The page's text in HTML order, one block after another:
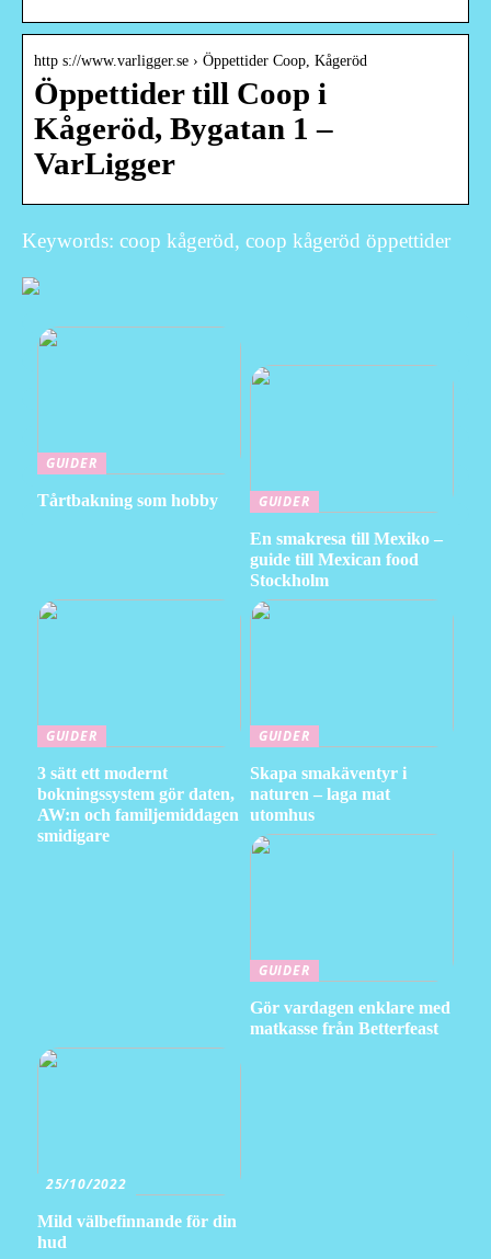
http s://www.varligger.se › Öppettider Coop, Kågeröd
Öppettider till Coop i
Kågeröd, Bygatan 1 –
VarLigger
Keywords: coop kågeröd, coop kågeröd öppettider
GUIDER
Tårtbakning som hobby GUIDER
En smakresa till Mexiko –
guide till Mexican food
Stockholm
GUIDER
3 sätt ett modernt
bokningssystem gör daten,
AW:n och familjemiddagen
smidigare
GUIDER
Skapa smakäventyr i
naturen – laga mat
utomhus
GUIDER
Gör vardagen enklare med
matkasse från Betterfeast
25/10/2022
Mild välbefinnande för din
hud